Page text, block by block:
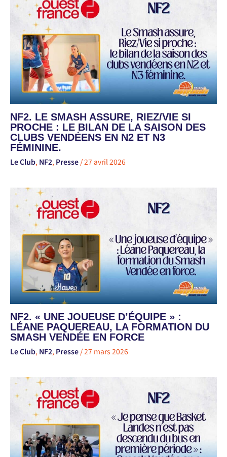
NF2. LE SMASH ASSURE, RIEZ/VIE SI
PROCHE : LE BILAN DE LA SAISON DES
CLUBS VENDÉENS EN N2 ET N3
FÉMININE.
Le Club, NF2, Presse /27 avril 2026
NF2. « UNE JOUEUSE D’ÉQUIPE » :
LÉANE PAQUEREAU, LA FORMATION DU
SMASH VENDÉE EN FORCE
Le Club, NF2, Presse /27 mars 2026